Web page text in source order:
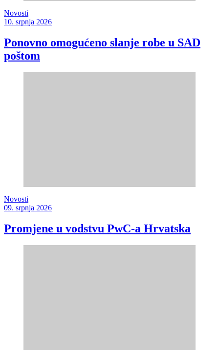
Novosti
10. srpnja 2026
Ponovno omogućeno slanje robe u SAD
poštom
Novosti
09. srpnja 2026
Promjene u vodstvu PwC-a Hrvatska